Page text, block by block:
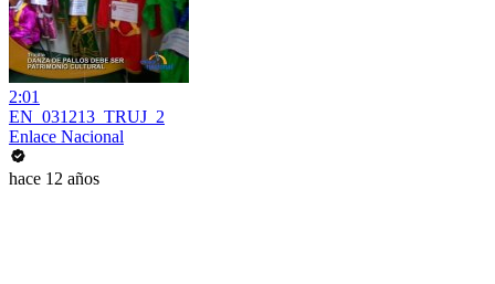
2:01
EN_031213_TRUJ_2
Enlace Nacional
hace 12 años